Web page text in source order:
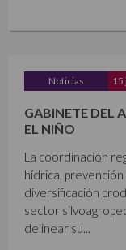
Noticias 15
GABINETE DEL
EL NIÑO
La coordinación
hídrica,
diversificación
sector
delinear su...